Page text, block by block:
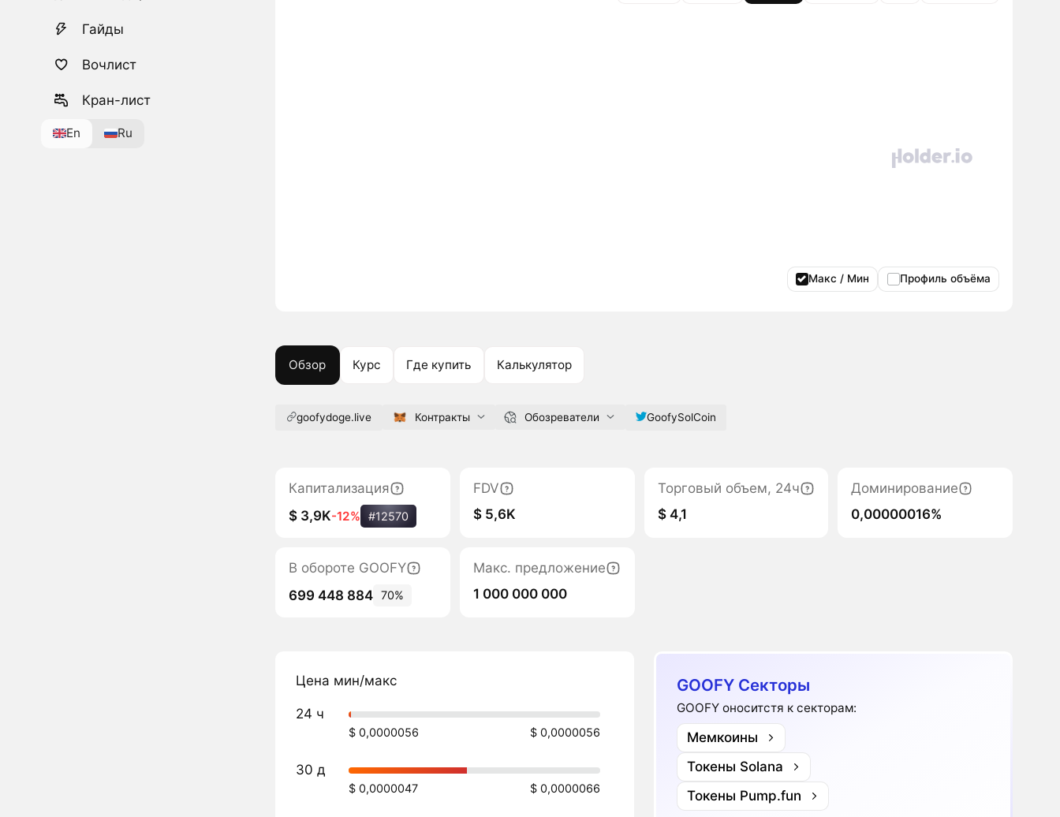
Гайды
Вочлист
Кран-лист
En Ru
Макс / Мин Профиль объёма
Обзор Курс Где купить Калькулятор
goofydoge.live Контракты Обозреватели GoofySolCoin
Капитализация
$ 3,9K-12% #12570
FDV
$ 5,6K
Торговый объем, 24ч
$ 4,1
Доминирование
0,00000016%
В обороте GOOFY
699 448 884 70%
Макс. предложение
1 000 000 000
Цена мин/макс
24 ч
$ 0,0000056 $ 0,0000056
30 д
$ 0,0000047 $ 0,0000066
GOOFY Секторы
GOOFY оноситстя к секторам:
Мемкоины
Токены Solana
Токены Pump.fun